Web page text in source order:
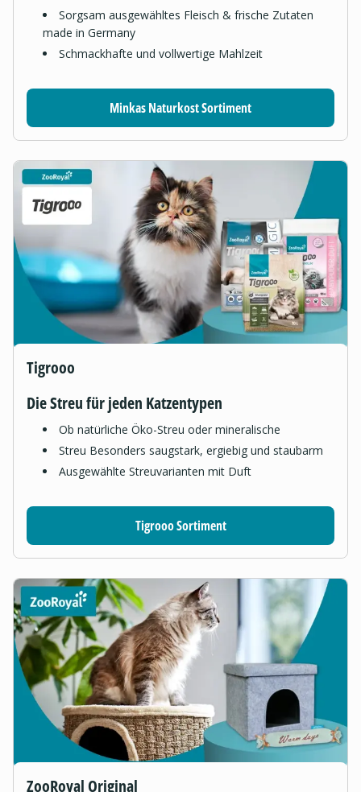
Sorgsam ausgewähltes Fleisch & frische Zutaten
made in Germany
Schmackhafte und vollwertige Mahlzeit
Minkas Naturkost Sortiment
Tigrooo
Die Streu für jeden Katzentypen
Ob natürliche Öko-Streu oder mineralische
Streu Besonders saugstark, ergiebig und staubarm
Ausgewählte Streuvarianten mit Duft
Tigrooo Sortiment
ZooRoyal Original